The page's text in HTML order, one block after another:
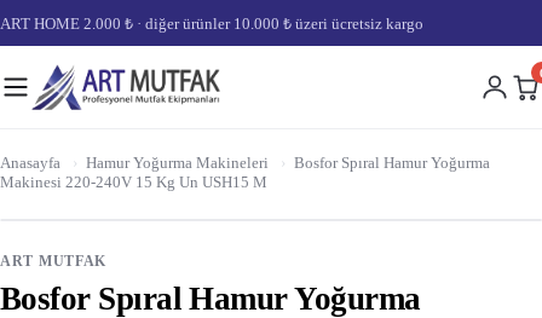
ART HOME 2.000 ₺ · diğer ürünler 10.000 ₺ üzeri ücretsiz kargo
Anasayfa › Hamur Yoğurma Makineleri › Bosfor Spıral Hamur Yoğurma
Makinesi 220-240V 15 Kg Un USH15 M
ART MUTFAK
Bosfor Spıral Hamur Yoğurma